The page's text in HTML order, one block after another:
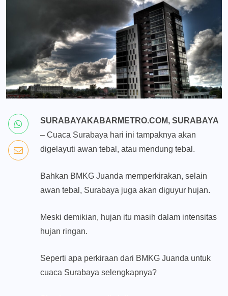
SURABAYAKABARMETRO.COM, SURABAYA
– Cuaca Surabaya hari ini tampaknya akan
digelayuti awan tebal, atau mendung tebal.
Bahkan BMKG Juanda memperkirakan, selain
awan tebal, Surabaya juga akan diguyur hujan.
Meski demikian, hujan itu masih dalam intensitas
hujan ringan.
Seperti apa perkiraan dari BMKG Juanda untuk
cuaca Surabaya selengkapnya?